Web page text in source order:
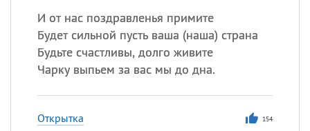
И от нас поздравленья примите
Будет сильной пусть ваша (наша) страна
Будьте счастливы, долго живите
Чарку выпьем за вас мы до дна.
Открытка 154